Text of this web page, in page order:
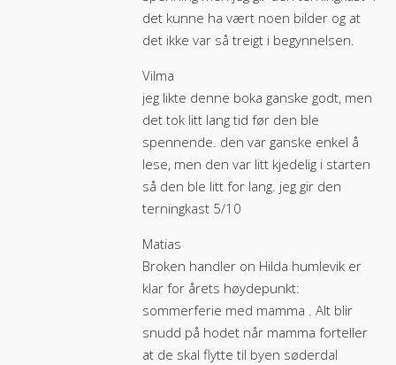
det kunne ha vært noen bilder og at
det ikke var så treigt i begynnelsen.
Vilma
jeg likte denne boka ganske godt, men
det tok litt lang tid før den ble
spennende. den var ganske enkel å
lese, men den var litt kjedelig i starten
så den ble litt for lang. jeg gir den
terningkast 5/10
Matias
Broken handler on Hilda humlevik er
klar for årets høydepunkt:
sommerferie med mamma . Alt blir
snudd på hodet når mamma forteller
at de skal flytte til byen søderdal